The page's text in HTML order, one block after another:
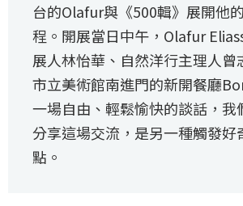
台的Olafur與《500輯》展開他
程。開展當日中午，Olafur
展人林怡華、自然洋行主理人曾
市立美術館南進門的新開餐廳
一場自由、輕鬆愉快的談話，我
分享這場交流，是另一種觸發好
點。